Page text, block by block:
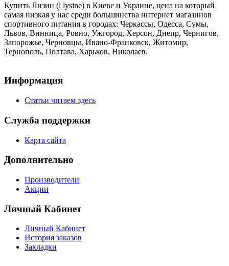
Купить Лизин (l lysine) в Киеве и Украине, цена на который
самая низкая у нас среди большинства интернет магазинов
спортивного питания в городах: Черкассы, Одесса, Сумы,
Львов, Винница, Ровно, Ужгород, Херсон, Днепр, Чернигов,
Запорожье, Черновцы, Ивано-Франковск, Житомир,
Тернополь, Полтава, Харьков, Николаев.
Информация
Статьи читаем здесь
Служба поддержки
Карта сайта
Дополнительно
Производители
Акции
Личный Кабинет
Личный Кабинет
История заказов
Закладки